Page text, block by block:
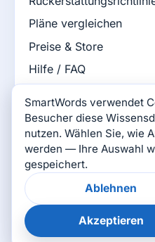
SmartWords verwendet
Besucher diese
nutzen. Wählen Sie, wie
werden — Ihre Auswahl
gespeichert.
Ablehnen
Akzeptieren
Pläne vergleichen
Preise & Store
Hilfe / FAQ
SmartWords-Blog
SmartWords Spiele
Verbinden Sie